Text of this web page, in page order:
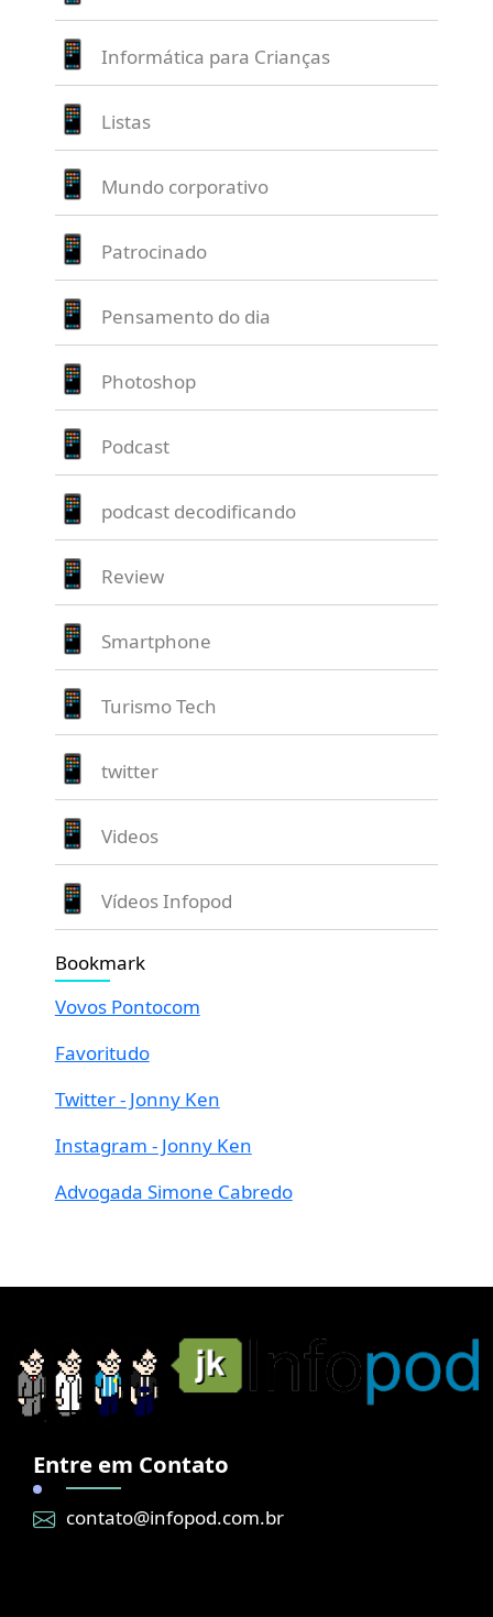
Informática para Crianças
Listas
Mundo corporativo
Patrocinado
Pensamento do dia
Photoshop
Podcast
podcast decodificando
Review
Smartphone
Turismo Tech
twitter
Videos
Vídeos Infopod
Bookmark
Vovos Pontocom
Favoritudo
Twitter - Jonny Ken
Instagram - Jonny Ken
Advogada Simone Cabredo
Entre em Contato
contato@infopod.com.br